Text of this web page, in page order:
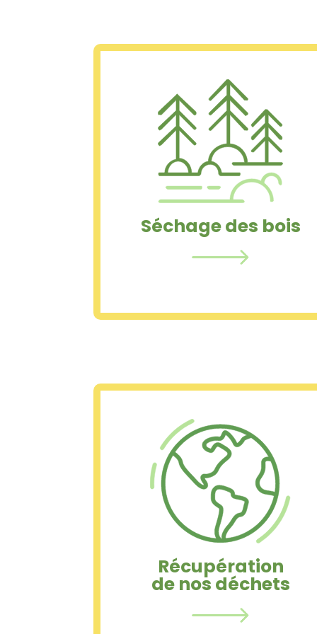
Séchage des bois
Séchage des bois
Tous nos produits transformés
sont en bois massif séchés à la
vapeur grâce à notre chaudière
biomasse sans aucun traitement
chimique.
Récupération
de nos déchets
Récupération
de nos déchets
Tous nos déchets sont recyclés
soit en produits connexes soit
réutilisés pour l’alimentation de
notre chaudière biomasse qui